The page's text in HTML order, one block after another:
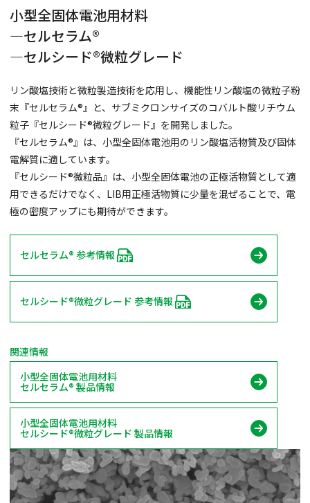
小型全固体電池用材料
―セルセラム®
―セルシード®微粒グレード
リン酸塩技術と微粒製造技術を応用し、機能性リン酸塩の微粒子粉
末『セルセラム®』と、サブミクロンサイズのコバルト酸リチウム
粒子『セルシード®微粒グレード』を開発しました。
『セルセラム®』は、小型全固体電池用のリン酸塩活物質及び固体
電解質に適しています。
『セルシード®微粒品』は、小型全固体電池の正極活物質として適
用できるだけでなく、LIB用正極活物質に少量を混ぜることで、電
極の密度アップにも期待ができます。
セルセラム® 参考情報
セルシード®微粒グレード 参考情報
関連情報
小型全固体電池用材料
セルセラム® 製品情報
小型全固体電池用材料
セルシード®微粒グレード 製品情報